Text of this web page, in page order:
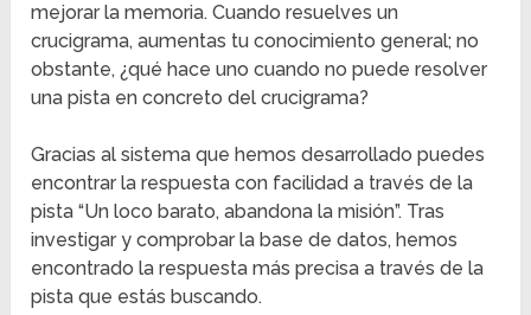
mejorar la memoria. Cuando resuelves un
crucigrama, aumentas tu conocimiento general; no
obstante, ¿qué hace uno cuando no puede resolver
una pista en concreto del crucigrama?
Gracias al sistema que hemos desarrollado puedes
encontrar la respuesta con facilidad a través de la
pista “Un loco barato, abandona la misión”. Tras
investigar y comprobar la base de datos, hemos
encontrado la respuesta más precisa a través de la
pista que estás buscando.